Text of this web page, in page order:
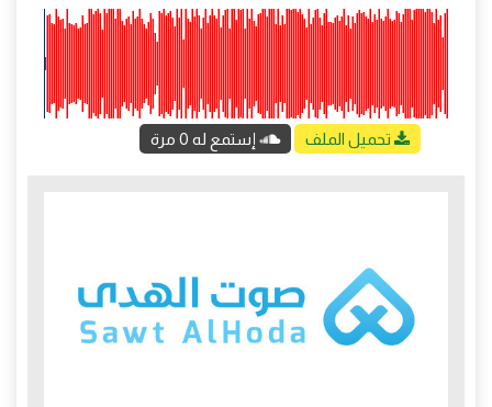
تحميل الملف إستمع له 0 مرة